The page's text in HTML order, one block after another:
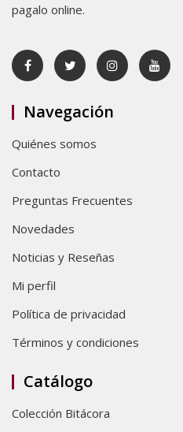
pagalo online.
Navegación
Quiénes somos
Contacto
Preguntas Frecuentes
Novedades
Noticias y Reseñas
Mi perfil
Política de privacidad
Términos y condiciones
Catálogo
Colección Bitácora